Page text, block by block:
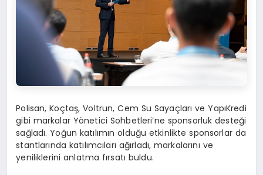
Polisan, Koçtaş, Voltrun, Cem Su Sayaçları ve YapıKredi
gibi markalar Yönetici Sohbetleri’ne sponsorluk desteği
sağladı. Yoğun katılımın olduğu etkinlikte sponsorlar da
stantlarında katılımcıları ağırladı, markalarını ve
yeniliklerini anlatma fırsatı buldu.